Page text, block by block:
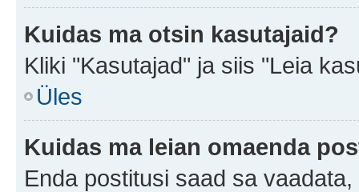
Kuidas ma otsin kasutajaid?
Kliki "Kasutajad" ja siis "Leia
Üles
Kuidas ma leian omaenda
Enda postitusi saad sa